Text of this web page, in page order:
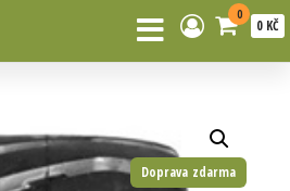
0
0 KČ
Doprava zdarma